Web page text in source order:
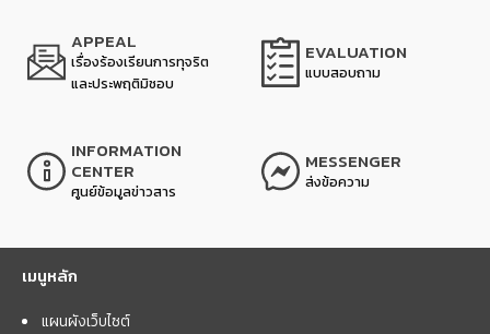
APPEAL
เรื่องร้องเรียนการทุจริต
และประพฤติมิชอบ
EVALUATION
แบบสอบถาม
INFORMATION
CENTER
ศูนย์ข้อมูลข่าวสาร
MESSENGER
ส่งข้อความ
เมนูหลัก
แผนผังเว็บไซต์